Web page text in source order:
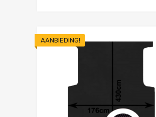
AANBIEDING!